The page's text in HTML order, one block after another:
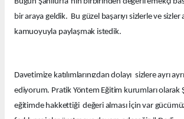
bir araya geldik. Bu güzel başarıyı sizlerle ve sizler
kamuoyuyla paylaşmak istedik.
Davetimize katılımlarınızdan dolayı sizlere ayrı
ediyorum. Pratik Yöntem Eğitim kurumları olarak
eğitimde hakkettiği değeri alması İçin var